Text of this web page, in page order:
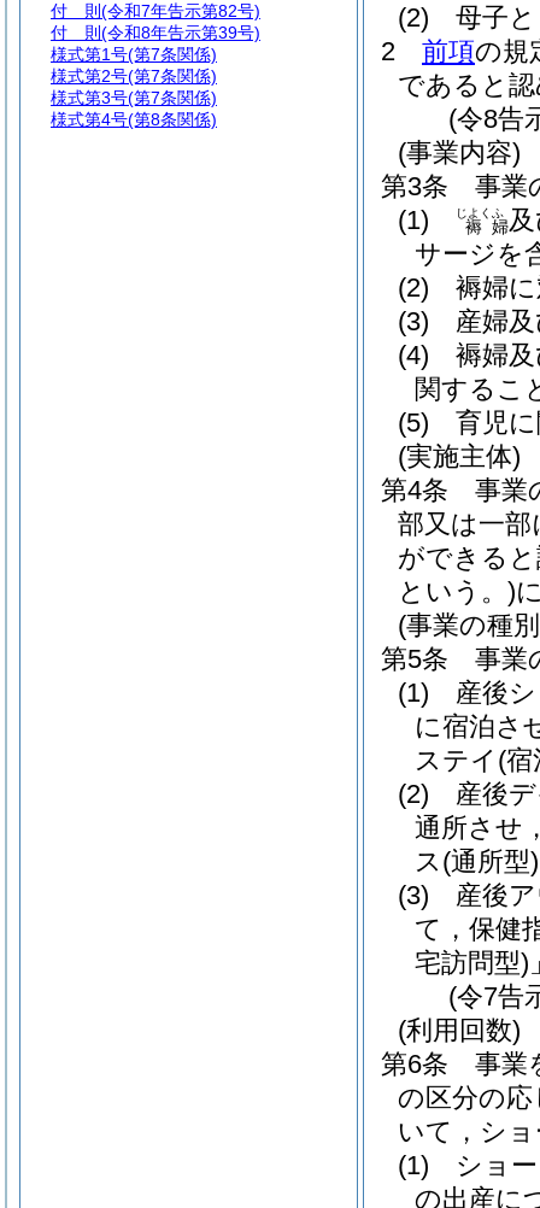
(2)
母子
2
前項の規
であると
(令8告
(事業内容)
第3条
事業
(1)
褥
じよく
婦
ふ
サージを
(2)
褥婦
(3)
産婦
(4)
褥婦
関するこ
(5)
育児
(実施主体)
第4条
事業
部又は一
ができる
という。)
(事業の種
第5条
事業
(1)
産後
に宿泊さ
ステイ (宿
(2)
産後
通所させ
ス (通所型)
(3)
産後
て，保健
宅訪問型)
(令7告
(利用回数)
第6条
事業
の区分の応
いて，シ
(1)
ショ
の出産に
付 則 (令和7年告示第82号)
付 則 (令和8年告示第39号)
様式第1号(第7条関係)
様式第2号(第7条関係)
様式第3号(第7条関係)
様式第4号(第8条関係)